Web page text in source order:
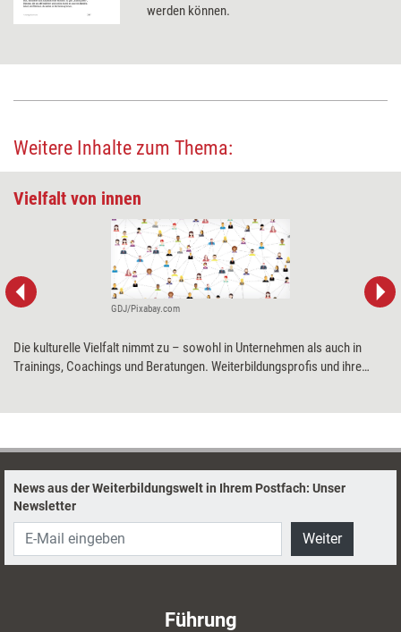
werden können.
Weitere Inhalte zum Thema:
Vielfalt von innen
GDJ/Pixabay.com
Die kulturelle Vielfalt nimmt zu – sowohl in Unternehmen als auch in
Trainings, Coachings und Beratungen. Weiterbildungsprofis und ihre
News aus der Weiterbildungswelt in Ihrem Postfach: Unser
Newsletter
Weiter
Führung